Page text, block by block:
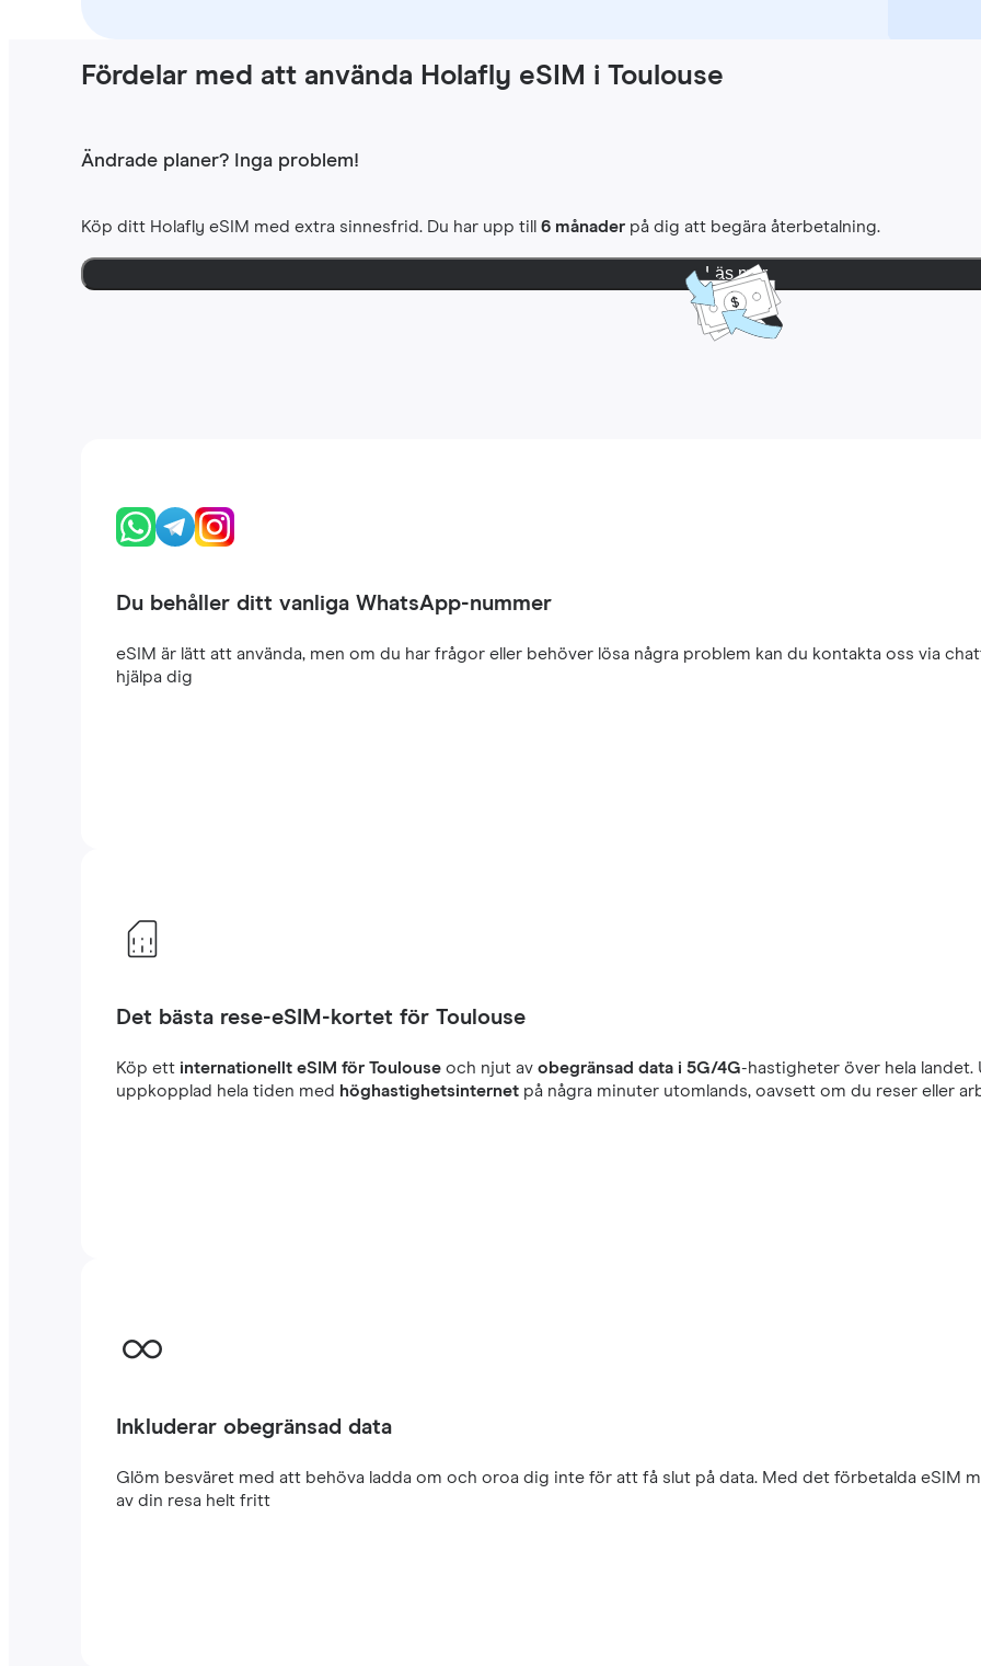
Fördelar med att använda Holafly eSIM i Toulouse
Ändrade planer? Inga problem!
Köp ditt Holafly eSIM med extra sinnesfrid. Du har upp till6 månader på dig att begära återbetalning.
Läs mer
Du behåller ditt vanliga WhatsApp-nummer
eSIM är lätt att använda, men om du har frågor eller behöver lösa några problem kan du kontakta oss via
hjälpa dig
Det bästa rese-eSIM-kortet för Toulouse
Köp ett internationellt eSIM för Toulouse och njut avobegränsad data i 5G/4G-hastigheter över hela
uppkopplad hela tiden med höghastighetsinternet på några minuter utomlands, oavsett om du reser eller
Inkluderar obegränsad data
Glöm besväret med att behöva ladda om och oroa dig inte för att få slut på data. Med det förbetalda eSIM
av din resa helt fritt